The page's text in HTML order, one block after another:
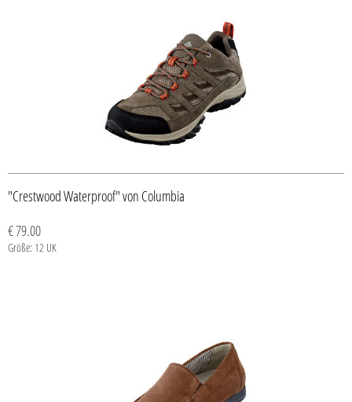
"Crestwood Waterproof" von Columbia
€ 79.00
Größe: 12 UK